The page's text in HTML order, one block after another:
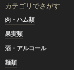
カテゴリでさがす
肉・ハム類
果実類
酒・アルコール
麺類